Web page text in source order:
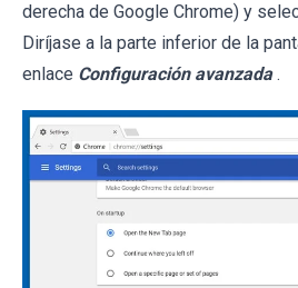
derecha de Google Chrome) y
Diríjase a la parte inferior de la
enlace Configuración avanzada .